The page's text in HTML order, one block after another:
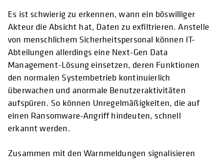
Es ist schwierig zu erkennen, wann ein böswilliger
Akteur die Absicht hat, Daten zu exfiltrieren. Anstelle
von menschlichem Sicherheitspersonal können IT-
Abteilungen allerdings eine Next-Gen Data
Management-Lösung einsetzen, deren Funktionen
den normalen Systembetrieb kontinuierlich
überwachen und anormale Benutzeraktivitäten
aufspüren. So können Unregelmäßigkeiten, die auf
einen Ransomware-Angriff hindeuten, schnell
erkannt werden.
Zusammen mit den Warnmeldungen signalisieren